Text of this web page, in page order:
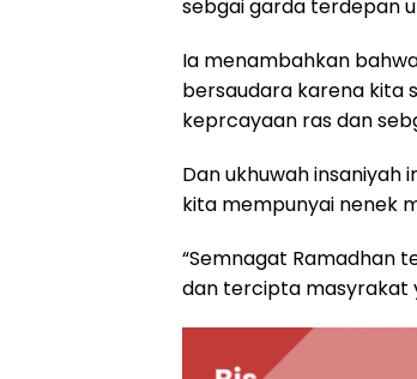
sebgai garda terdepan
Ia menambahkan
bersaudara karena kita
keprcayaan ras dan
Dan ukhuwah
kita mempunyai nenek
“Semnagat Ramadhan
dan tercipta masyrakat